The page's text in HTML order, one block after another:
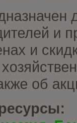
и
и
об